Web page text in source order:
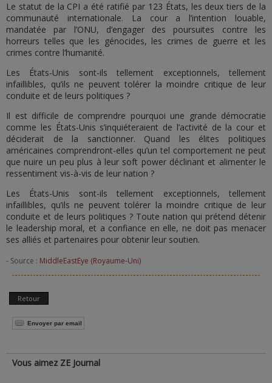
Le statut de la CPI a été ratifié par 123 États, les deux tiers de la
communauté internationale. La cour a l’intention louable,
mandatée par l’ONU, d’engager des poursuites contre les
horreurs telles que les génocides, les crimes de guerre et les
crimes contre l’humanité.
Les États-Unis sont-ils tellement exceptionnels, tellement
infaillibles, qu’ils ne peuvent tolérer la moindre critique de leur
conduite et de leurs politiques ?
Il est difficile de comprendre pourquoi une grande démocratie
comme les États-Unis s’inquiéteraient de l’activité de la cour et
déciderait de la sanctionner. Quand les élites politiques
américaines comprendront-elles qu’un tel comportement ne peut
que nuire un peu plus à leur soft power déclinant et alimenter le
ressentiment vis-à-vis de leur nation ?
Les États-Unis sont-ils tellement exceptionnels, tellement
infaillibles, qu’ils ne peuvent tolérer la moindre critique de leur
conduite et de leurs politiques ? Toute nation qui prétend détenir
le leadership moral, et a confiance en elle, ne doit pas menacer
ses alliés et partenaires pour obtenir leur soutien.
- Source : MiddleEastEye (Royaume-Uni)
Retour
Envoyer par email
Vous aimez ZE Journal